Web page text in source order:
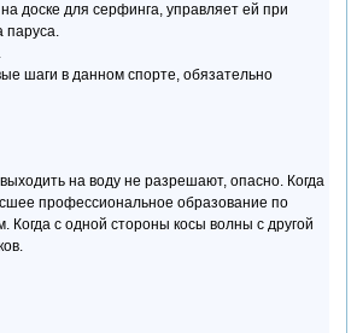
доске для серфинга, управляет ей при
паруса.
шаги в данном спорте, обязательно
на воду не разрешают, опасно. Когда
профессиональное образование по
Когда с одной стороны косы волны с другой